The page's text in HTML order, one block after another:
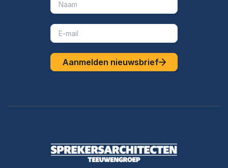
Aanmelden nieuwsbrief